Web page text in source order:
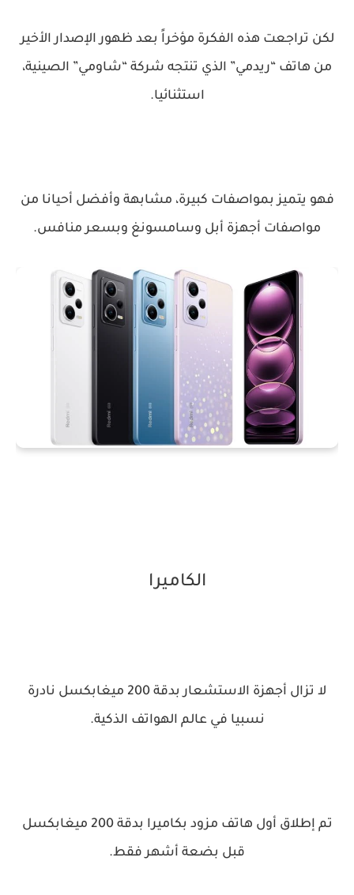
لكن تراجعت هذه الفكرة مؤخراً بعد ظهور الإصدار الأخير
من هاتف “ريدمي” الذي تنتجه شركة “شاومي” الصينية،
استثنائيا.
فهو يتميز بمواصفات كبيرة، مشابهة وأفضل أحيانا من
مواصفات أجهزة أبل وسامسونغ وبسعر منافس.
الكاميرا
لا تزال أجهزة الاستشعار بدقة 200 ميغابكسل نادرة
نسبيا في عالم الهواتف الذكية.
تم إطلاق أول هاتف مزود بكاميرا بدقة 200 ميغابكسل
قبل بضعة أشهر فقط.